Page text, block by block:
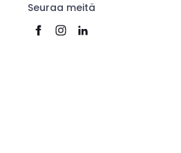
Seuraa meitä